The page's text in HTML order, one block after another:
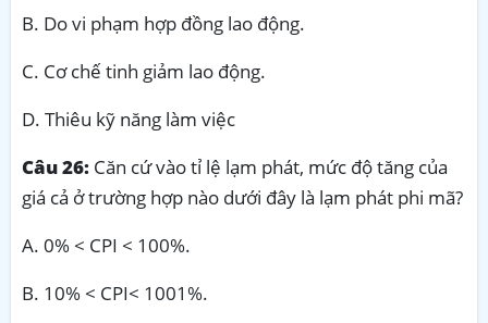
B. Do vi phạm hợp đồng lao động.
C. Cơ chế tinh giảm lao động.
D. Thiêu kỹ năng làm việc
Câu 26: Căn cứ vào tỉ lệ lạm phát, mức độ tăng của
giá cả ở trường hợp nào dưới đây là lạm phát phi mã?
A. 0% < CPI < 100%.
B. 10% < CPI< 1001%.